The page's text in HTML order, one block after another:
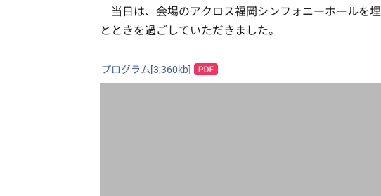
当日は、会場のアクロス福岡シンフォニーホールを
とときを過ごしていただきました。
プログラム[3,360kb]